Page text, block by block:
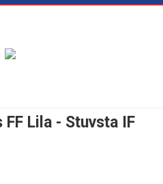
Lila - Stuvsta IF